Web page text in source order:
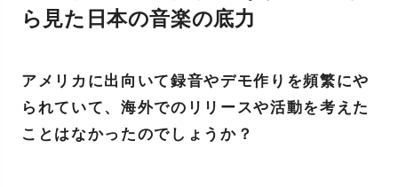
ら見た日本の音楽の底力
アメリカに出向いて録音やデモ作りを頻繁にや
られていて、海外でのリリースや活動を考えた
ことはなかったのでしょうか？